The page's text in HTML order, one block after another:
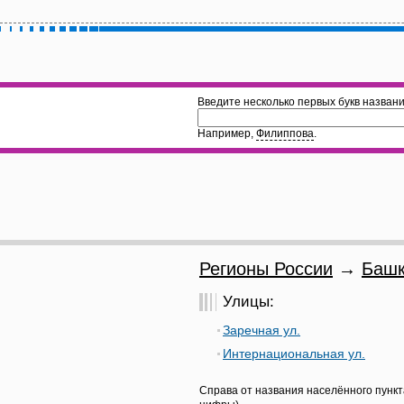
Введите несколько первых букв
Например, Филиппова.
Регионы России →
Улицы:
Заречная ул.
Интернациональная ул.
Справа от названия населённого